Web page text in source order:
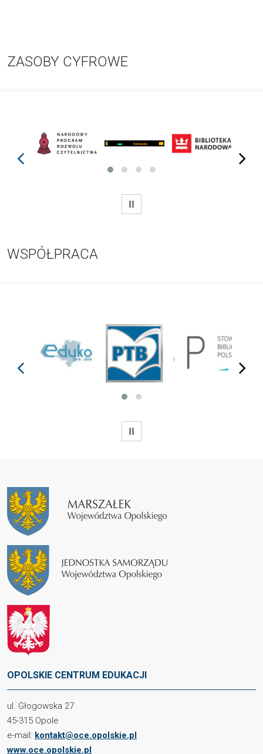
ZASOBY CYFROWE
prev next
WSTRZYMAJ
WSPÓŁPRACA
prev next
WSTRZYMAJ
OPOLSKIE CENTRUM EDUKACJI
ul. Głogowska 27
45-315 Opole
e-mail: kontakt@oce.opolskie.pl
www.oce.opolskie.pl